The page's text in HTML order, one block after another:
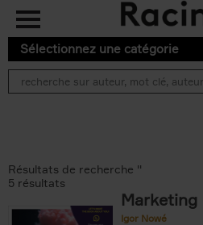
Aller au contenu principal
Sélectionnez une catégorie
Résultats de recherche ''
5 résultats
Marketing
Igor Nowé